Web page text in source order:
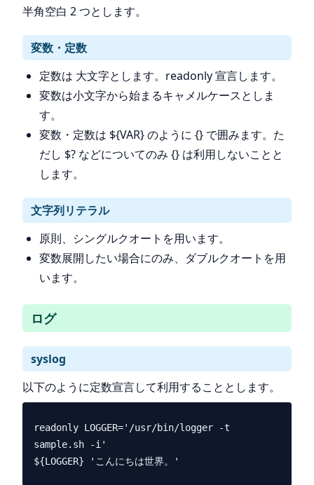
半角空白 2 つとします。
変数・定数
定数は 大文字とします。readonly 宣言します。
変数は小文字から始まるキャメルケースとしま
す。
変数・定数は ${VAR} のように {} で囲みます。た
だし $? などについてのみ {} は利用しないことと
します。
文字列リテラル
原則、シングルクオートを用います。
変数展開したい場合にのみ、ダブルクオートを用
います。
ログ
syslog
以下のように定数宣言して利用することとします。
readonly LOGGER='/usr/bin/logger -t
sample.sh -i'